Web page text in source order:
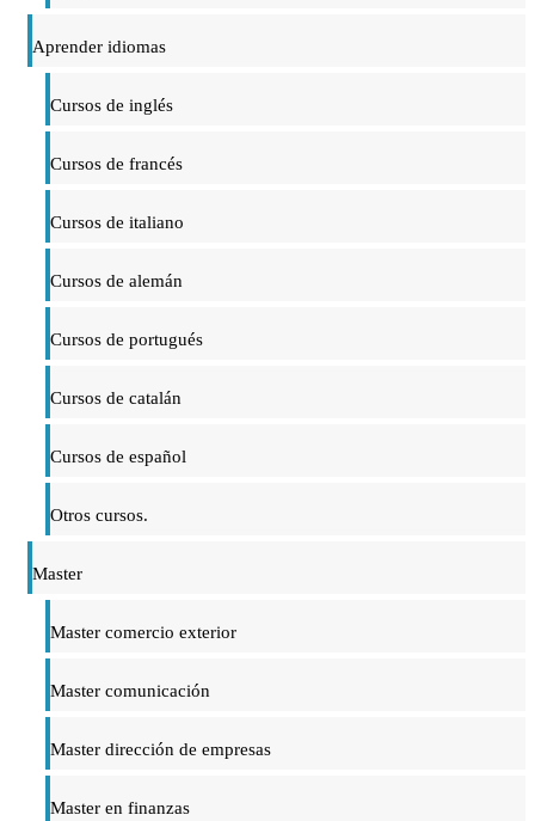
Aprender idiomas
Cursos de inglés
Cursos de francés
Cursos de italiano
Cursos de alemán
Cursos de portugués
Cursos de catalán
Cursos de español
Otros cursos.
Master
Master comercio exterior
Master comunicación
Master dirección de empresas
Master en finanzas